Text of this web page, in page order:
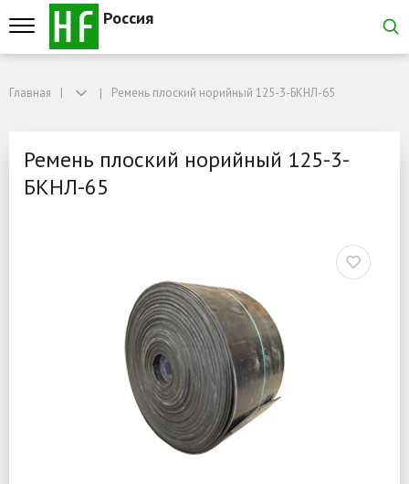
Россия
Ремень плоский норийный 125-3-БКНЛ-65
Главная Ремень плоский норийный 125-3-БКНЛ-65
Ремень плоский норийный 125-3-
БКНЛ-65